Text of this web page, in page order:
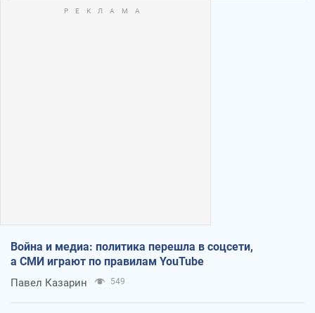
Война и медиа: политика перешла в соцсети,
а СМИ играют по правилам YouTube
Павел Казарин 549